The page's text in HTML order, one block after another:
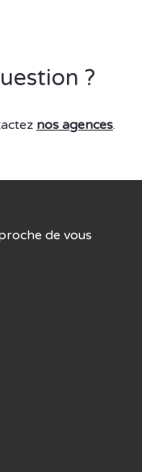
?
nos agences.
de vous